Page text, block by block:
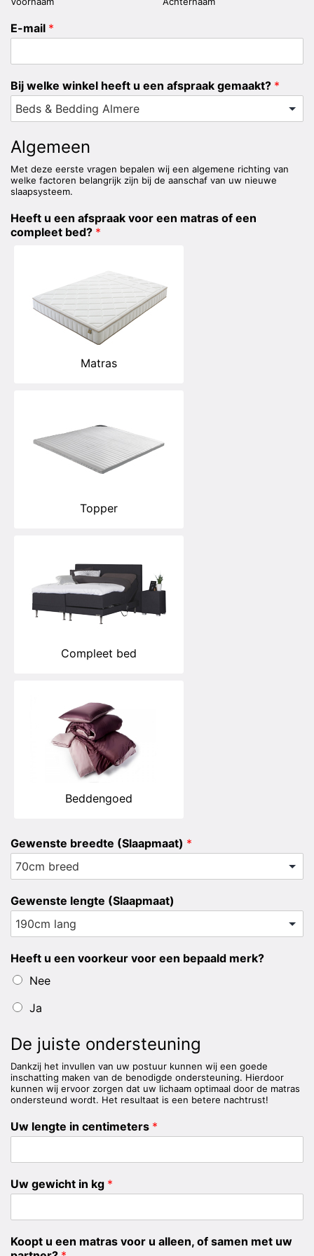
E-mail *
Bij welke winkel heeft u een afspraak gemaakt? *
Algemeen
Met deze eerste vragen bepalen wij een algemene richting van
welke factoren belangrijk zijn bij de aanschaf van uw nieuwe
slaapsysteem.
Heeft u een afspraak voor een matras of een
compleet bed? *
Matras
Topper
Compleet bed
Beddengoed
Gewenste breedte (Slaapmaat) *
Gewenste lengte (Slaapmaat)
Heeft u een voorkeur voor een bepaald merk?
Nee
Ja
De juiste ondersteuning
Dankzij het invullen van uw postuur kunnen wij een goede
inschatting maken van de benodigde ondersteuning. Hierdoor
kunnen wij ervoor zorgen dat uw lichaam optimaal door de matras
ondersteund wordt. Het resultaat is een betere nachtrust!
Uw lengte in centimeters *
Uw gewicht in kg *
Koopt u een matras voor u alleen, of samen met uw